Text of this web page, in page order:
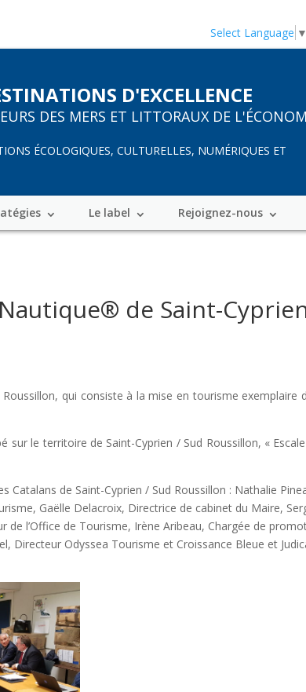
Select Language ▼
D'EXCELLENCE
DES MERS ET LITTORAUX DE
ÉCOLOGIQUES, CULTURELLES, NUMÉRIQUES ET
Le label Rejoignez-nous
de Saint-
qui consiste à la mise en tourisme exemplaire
le territoire de Saint-Cyprien / Sud Roussillon, «
de Saint-Cyprien / Sud Roussillon : Nathalie
Gaëlle Delacroix, Directrice de cabinet du Maire,
de l’Office de Tourisme, Irène Aribeau, Chargée de
Directeur Odyssea Tourisme et Croissance Bleue et